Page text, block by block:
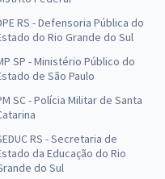
RS - Defensoria Pública do
do Rio Grande do Sul
SP - Ministério Público do
de São Paulo
SC - Polícia Militar de Santa
RS - Secretaria de
da Educação do Rio
do Sul